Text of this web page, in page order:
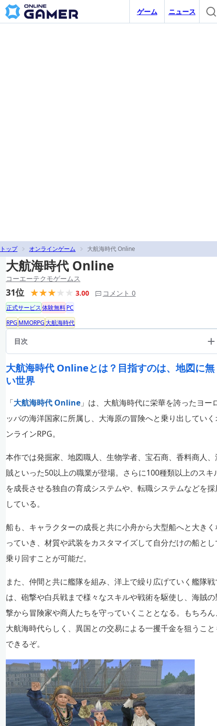
ゲーム ニュース
トップ オンラインゲーム 大航海時代 Online
大航海時代 Online
コーエーテクモゲームス
31位 3.00 コメント 0
正式サービス体験無料PC
RPG MMORPG大航海時代
目次
大航海時代 Onlineとは？目指すのは、地図に無
い世界
「大航海時代 Online 」は、大航海時代に栄華を誇ったヨー
ッパの海洋国家に所属し、大海原の冒険へと乗り出していく
ンラインRPG。
本作では発掘家、地図職人、生物学者、宝石商、香料商人、
賊といった50以上の職業が登場。さらに100種類以上のスキ
を成長させる独自の育成システムや、転職システムなどを採
している。
船も、キャラクターの成長と共に小舟から大型船へと大きく
っていき、材質や武装をカスタマイズして自分だけの船とし
乗り回すことが可能だ。
また、仲間と共に艦隊を組み、洋上で繰り広げていく艦隊戦
は、砲撃や白兵戦まで様々なスキルや戦術を駆使し、海賊の
撃から冒険家や商人たちを守っていくこととなる。もちろん
大航海時代らしく、異国との交易による一攫千金を狙うこと
できるぞ。